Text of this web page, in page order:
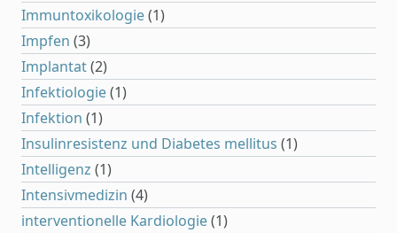
Immuntoxikologie(1)
Impfen (3)
Implantat(2)
Infektiologie(1)
Infektion (1)
Insulinresistenz und Diabetes mellitus (1)
Intelligenz (1)
Intensivmedizin (4)
interventionelle Kardiologie(1)